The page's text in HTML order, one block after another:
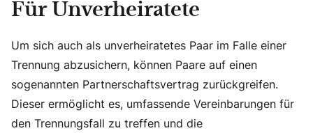
Für Unverheiratete
Um sich auch als unverheiratetes Paar im Falle einer
Trennung abzusichern, können Paare auf einen
sogenannten Partnerschaftsvertrag zurückgreifen.
Dieser ermöglicht es, umfassende Vereinbarungen für
den Trennungsfall zu treffen und die